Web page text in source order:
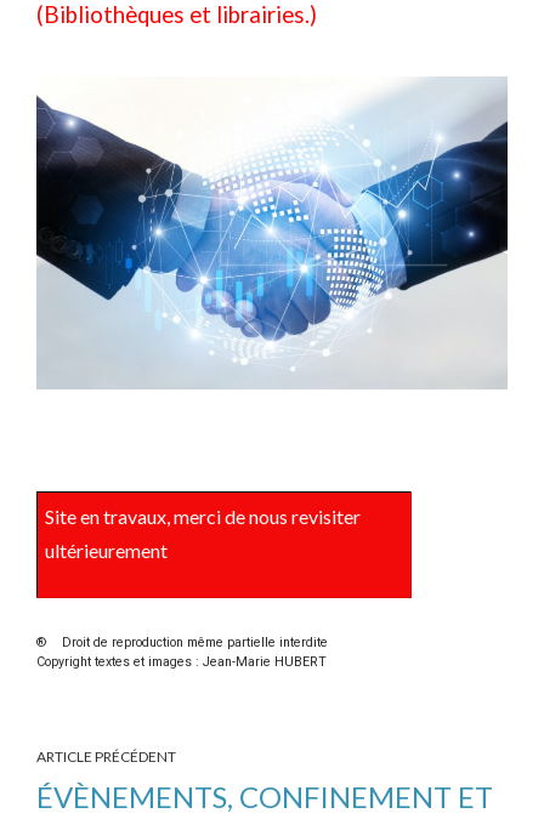
(Bibliothèques et librairies.)
Site en travaux, merci de nous revisiter
ultérieurement
® Droit de reproduction même partielle interdite
Copyright textes et images : Jean-Marie HUBERT
ARTICLE PRÉCÉDENT
ÉVÈNEMENTS, CONFINEMENT ET